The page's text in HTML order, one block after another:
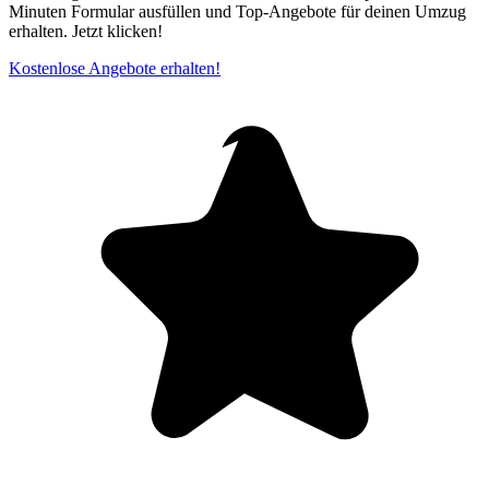
Minuten Formular ausfüllen und Top-Angebote für deinen Umzug
erhalten. Jetzt klicken!
Kostenlose Angebote erhalten!